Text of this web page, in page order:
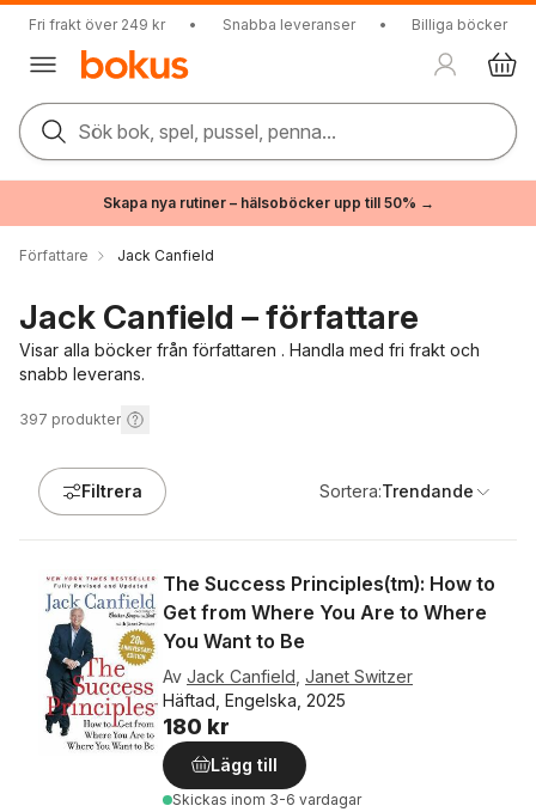
Fri frakt över 249 kr • Snabba leveranser • Billiga böcker
Sök bok, spel, pussel, penna...
Skapa nya rutiner – hälsoböcker upp till 50% →
Författare Jack Canfield
Jack Canfield – författare
Visar alla böcker från författaren . Handla med fri frakt och
snabb leverans.
397 produkter
Filtrera Sortera:Trendande
The Success Principles(tm): How to
Get from Where You Are to Where
You Want to Be
Av Jack Canfield Janet Switzer
Häftad, Engelska, 2025
180 kr
Lägg till
Skickas inom 3-6 vardagar